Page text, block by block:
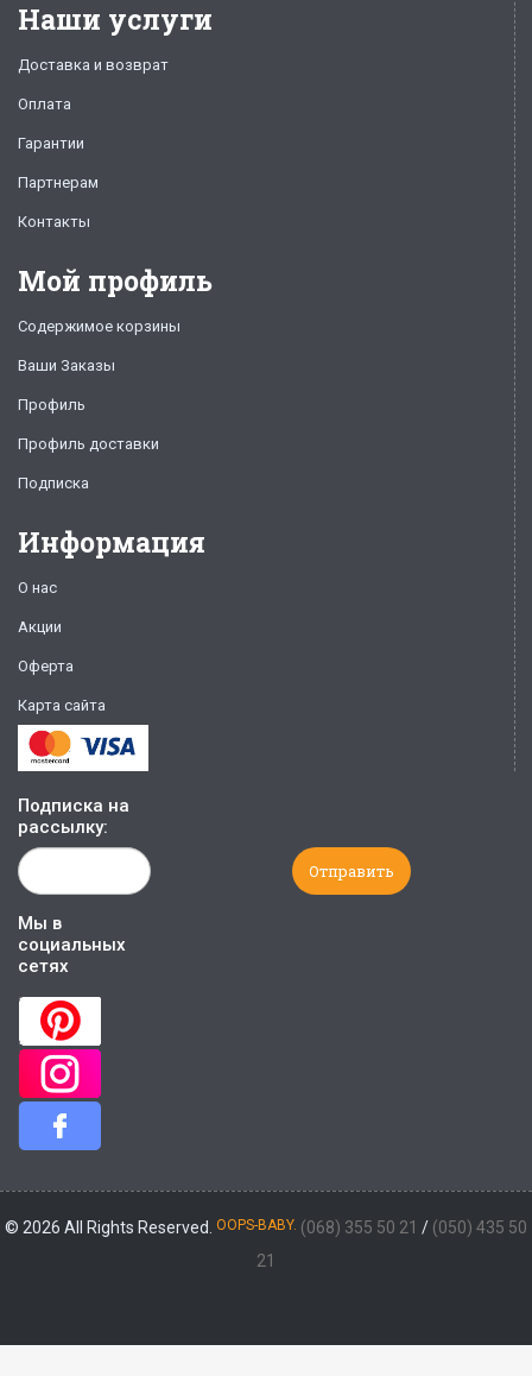
Наши услуги
Доставка и возврат
Оплата
Гарантии
Партнерам
Контакты
Мой профиль
Содержимое корзины
Ваши Заказы
Профиль
Профиль доставки
Подписка
Информация
О нас
Акции
Оферта
Карта сайта
Подписка на
рассылку:
Мы в
социальных
сетях
© 2026 All Rights Reserved. OOPS-BABY. (068) 355 50 21 / (050) 435 50
21